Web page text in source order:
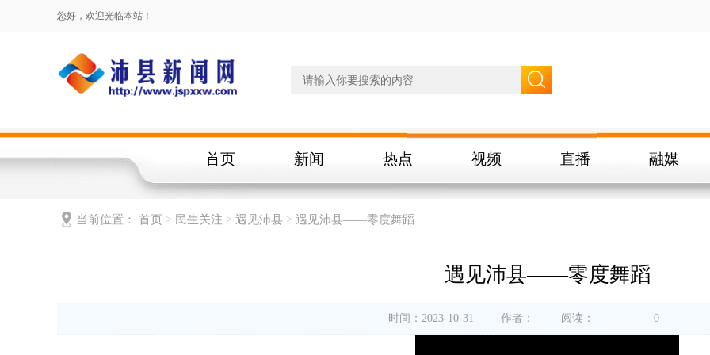
您好，欢迎光临本站！
首页 新闻 热点 视频 直播 融媒
当前位置： 首页 > 民生关注 > 遇见沛县 > 遇见沛县——零度舞蹈
遇见沛县——零度舞蹈
时间：2023-10-31 作者： 阅读： 0